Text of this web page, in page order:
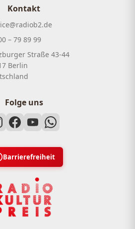
Kontakt
– 79 89 99
Straße 43-44
Berlin
Folge uns
Barrierefreiheit